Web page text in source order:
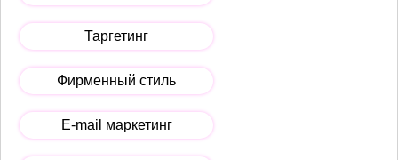
Таргетинг
Фирменный стиль
E-mail маркетинг